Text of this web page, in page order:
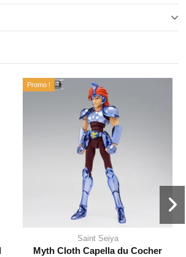
Promo !
Saint Seiya
Myth Cloth Capella du Cocher